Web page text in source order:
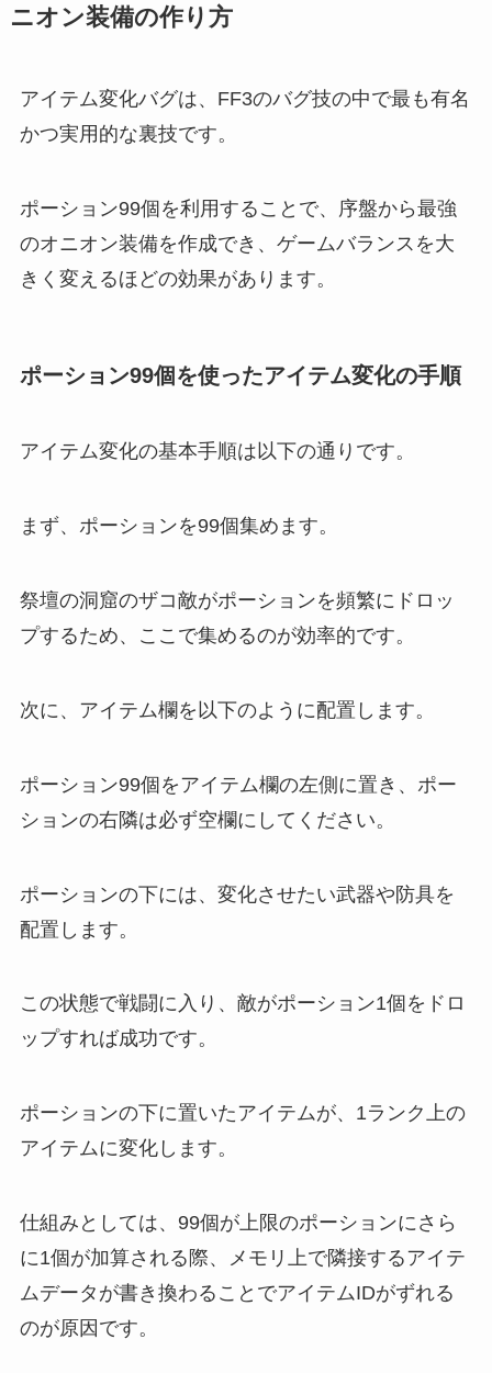
ニオン装備の作り方
アイテム変化バグは、FF3のバグ技の中で最も有名
かつ実用的な裏技です。
ポーション99個を利用することで、序盤から最強
のオニオン装備を作成でき、ゲームバランスを大
きく変えるほどの効果があります。
ポーション99個を使ったアイテム変化の手順
アイテム変化の基本手順は以下の通りです。
まず、ポーションを99個集めます。
祭壇の洞窟のザコ敵がポーションを頻繁にドロッ
プするため、ここで集めるのが効率的です。
次に、アイテム欄を以下のように配置します。
ポーション99個をアイテム欄の左側に置き、ポー
ションの右隣は必ず空欄にしてください。
ポーションの下には、変化させたい武器や防具を
配置します。
この状態で戦闘に入り、敵がポーション1個をドロ
ップすれば成功です。
ポーションの下に置いたアイテムが、1ランク上の
アイテムに変化します。
仕組みとしては、99個が上限のポーションにさら
に1個が加算される際、メモリ上で隣接するアイテ
ムデータが書き換わることでアイテムIDがずれる
のが原因です。